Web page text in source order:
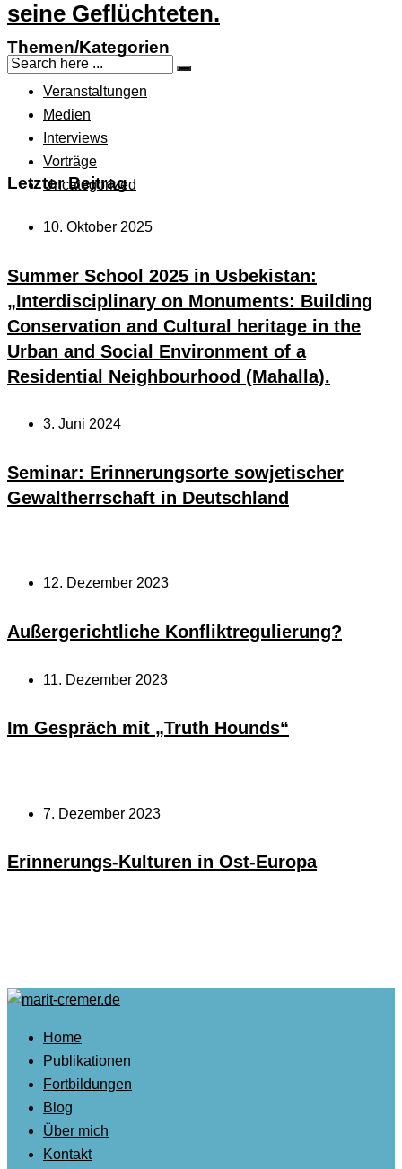
seine Geflüchteten.
Themen/Kategorien
Veranstaltungen
Medien
Interviews
Vorträge
Uncategorized
Letzter Beitrag
10. Oktober 2025
Summer School 2025 in Usbekistan:
„Interdisciplinary on Monuments: Building
Conservation and Cultural heritage in the
Urban and Social Environment of a
Residential Neighbourhood (Mahalla).
3. Juni 2024
Seminar: Erinnerungsorte sowjetischer
Gewaltherrschaft in Deutschland
12. Dezember 2023
Außergerichtliche Konfliktregulierung?
11. Dezember 2023
Im Gespräch mit „Truth Hounds“
7. Dezember 2023
Erinnerungs-Kulturen in Ost-Europa
Home
Publikationen
Fortbildungen
Blog
Über mich
Kontakt